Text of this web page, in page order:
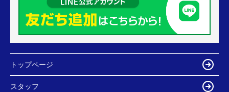
トップページ
スタッフ